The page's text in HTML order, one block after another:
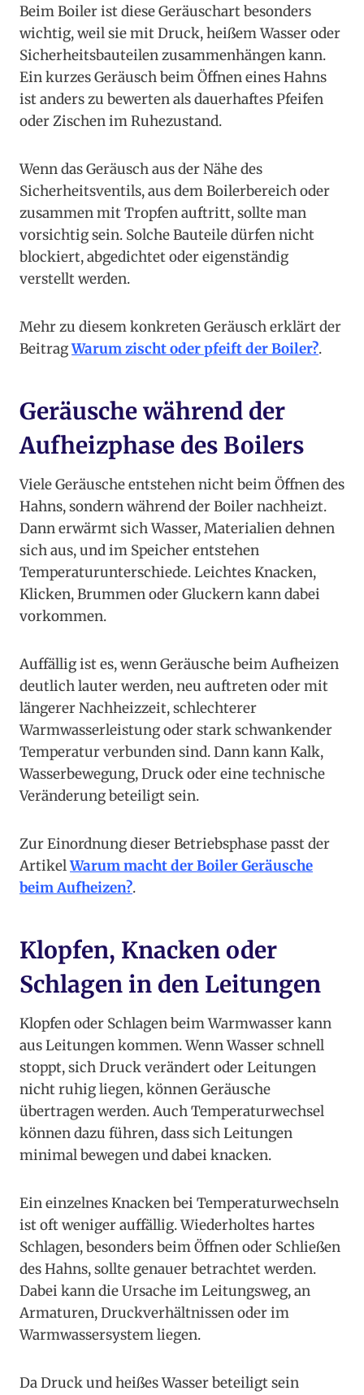
Beim Boiler ist diese Geräuschart besonders
wichtig, weil sie mit Druck, heißem Wasser oder
Sicherheitsbauteilen zusammenhängen kann.
Ein kurzes Geräusch beim Öffnen eines Hahns
ist anders zu bewerten als dauerhaftes Pfeifen
oder Zischen im Ruhezustand.
Wenn das Geräusch aus der Nähe des
Sicherheitsventils, aus dem Boilerbereich oder
zusammen mit Tropfen auftritt, sollte man
vorsichtig sein. Solche Bauteile dürfen nicht
blockiert, abgedichtet oder eigenständig
verstellt werden.
Mehr zu diesem konkreten Geräusch erklärt der
BeitragWarum zischt oder pfeift der Boiler?.
Geräusche während der
Aufheizphase des Boilers
Viele Geräusche entstehen nicht beim Öffnen des
Hahns, sondern während der Boiler nachheizt.
Dann erwärmt sich Wasser, Materialien dehnen
sich aus, und im Speicher entstehen
Temperaturunterschiede. Leichtes Knacken,
Klicken, Brummen oder Gluckern kann dabei
vorkommen.
Auffällig ist es, wenn Geräusche beim Aufheizen
deutlich lauter werden, neu auftreten oder mit
längerer Nachheizzeit, schlechterer
Warmwasserleistung oder stark schwankender
Temperatur verbunden sind. Dann kann Kalk,
Wasserbewegung, Druck oder eine technische
Veränderung beteiligt sein.
Zur Einordnung dieser Betriebsphase passt der
ArtikelWarum macht der Boiler Geräusche
beim Aufheizen?.
Klopfen, Knacken oder
Schlagen in den Leitungen
Klopfen oder Schlagen beim Warmwasser kann
aus Leitungen kommen. Wenn Wasser schnell
stoppt, sich Druck verändert oder Leitungen
nicht ruhig liegen, können Geräusche
übertragen werden. Auch Temperaturwechsel
können dazu führen, dass sich Leitungen
minimal bewegen und dabei knacken.
Ein einzelnes Knacken bei Temperaturwechseln
ist oft weniger auffällig. Wiederholtes hartes
Schlagen, besonders beim Öffnen oder Schließen
des Hahns, sollte genauer betrachtet werden.
Dabei kann die Ursache im Leitungsweg, an
Armaturen, Druckverhältnissen oder im
Warmwassersystem liegen.
Da Druck und heißes Wasser beteiligt sein